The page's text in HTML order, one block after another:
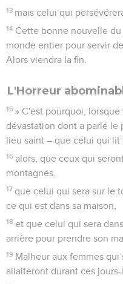
13 mais celui qui
14 Cette bonne nouvelle
monde entier pour servir
Alors viendra la fin.
L'Horreur
15 » C'est pourquoi,
dévastation dont a parlé le
lieu saint – que celui qui lit
16 alors, que ceux qui
montagnes,
17 que celui qui sera sur le
ce qui est dans sa maison,
18 et que celui qui sera
arrière pour prendre son
19 Malheur aux femmes
allaiteront durant ces jours-